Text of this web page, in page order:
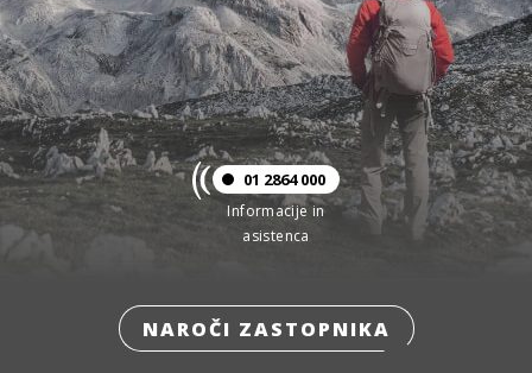
01 2864 000
Informacije in
asistenca
NAROČI ZASTOPNIKA